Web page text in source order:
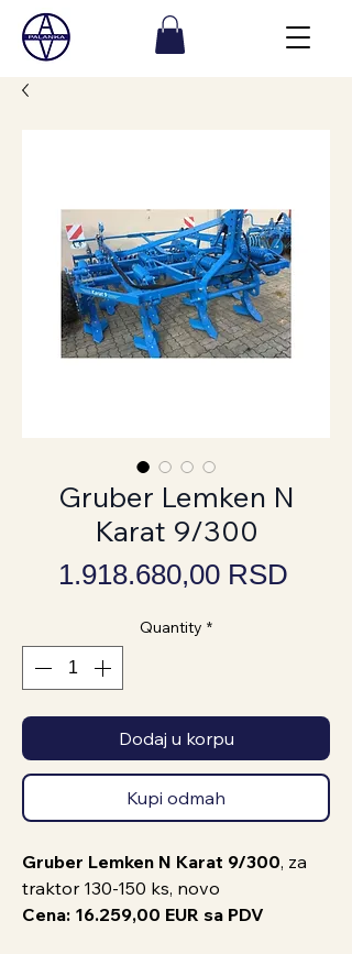
Gruber Lemken N
Karat 9/300
1.918.680,00 RSD
Quantity *
Dodaj u korpu
Kupi odmah
Gruber Lemken N Karat 9/300, za
traktor 130-150 ks, novo
Cena: 16.259,00 EUR sa PDV